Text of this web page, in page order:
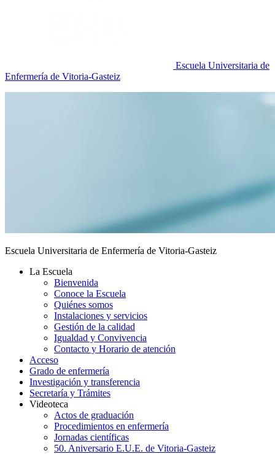
Escuela Universitaria de
Enfermería de Vitoria-Gasteiz
Escuela Universitaria de Enfermería de Vitoria-Gasteiz
La Escuela
Bienvenida
Conoce la Escuela
Quiénes somos
Instalaciones y servicios
Gestión de la calidad
Igualdad y Convivencia
Contacto y Horario de atención
Acceso
Grado de enfermería
Investigación y transferencia
Secretaría y Trámites
Videoteca
Actos de graduación
Procedimientos en enfermería
Jornadas científicas
50. Aniversario E.U.E. de Vitoria-Gasteiz